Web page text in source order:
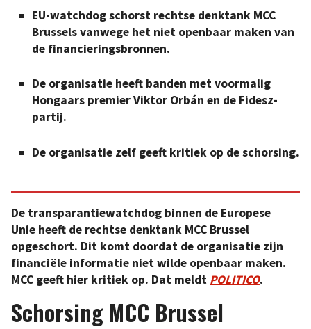
EU-watchdog schorst rechtse denktank MCC
Brussels vanwege het niet openbaar maken van
de financieringsbronnen.
De organisatie heeft banden met voormalig
Hongaars premier Viktor Orbán en de Fidesz-
partij.
De organisatie zelf geeft kritiek op de schorsing.
De transparantiewatchdog binnen de Europese
Unie heeft de rechtse denktank MCC Brussel
opgeschort. Dit komt doordat de organisatie zijn
financiële informatie niet wilde openbaar maken.
MCC geeft hier kritiek op. Dat meldt POLITICO.
Schorsing MCC Brussel